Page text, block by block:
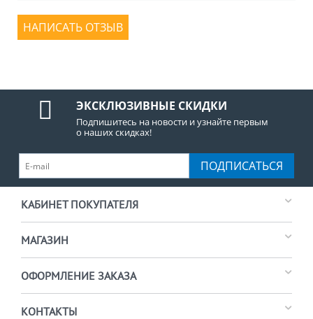
НАПИСАТЬ ОТЗЫВ
ЭКСКЛЮЗИВНЫЕ СКИДКИ
Подпишитесь на новости и узнайте первым
о наших скидках!
ПОДПИСАТЬСЯ
КАБИНЕТ ПОКУПАТЕЛЯ
МАГАЗИН
ОФОРМЛЕНИЕ ЗАКАЗА
КОНТАКТЫ